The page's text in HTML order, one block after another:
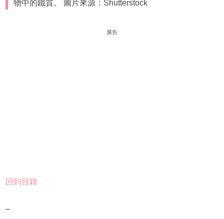
物中的鐵質。 圖片來源：Shutterstock
廣告
回到目錄
–